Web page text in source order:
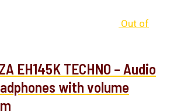
Out of
EH145K TECHNO – Audio
with volume